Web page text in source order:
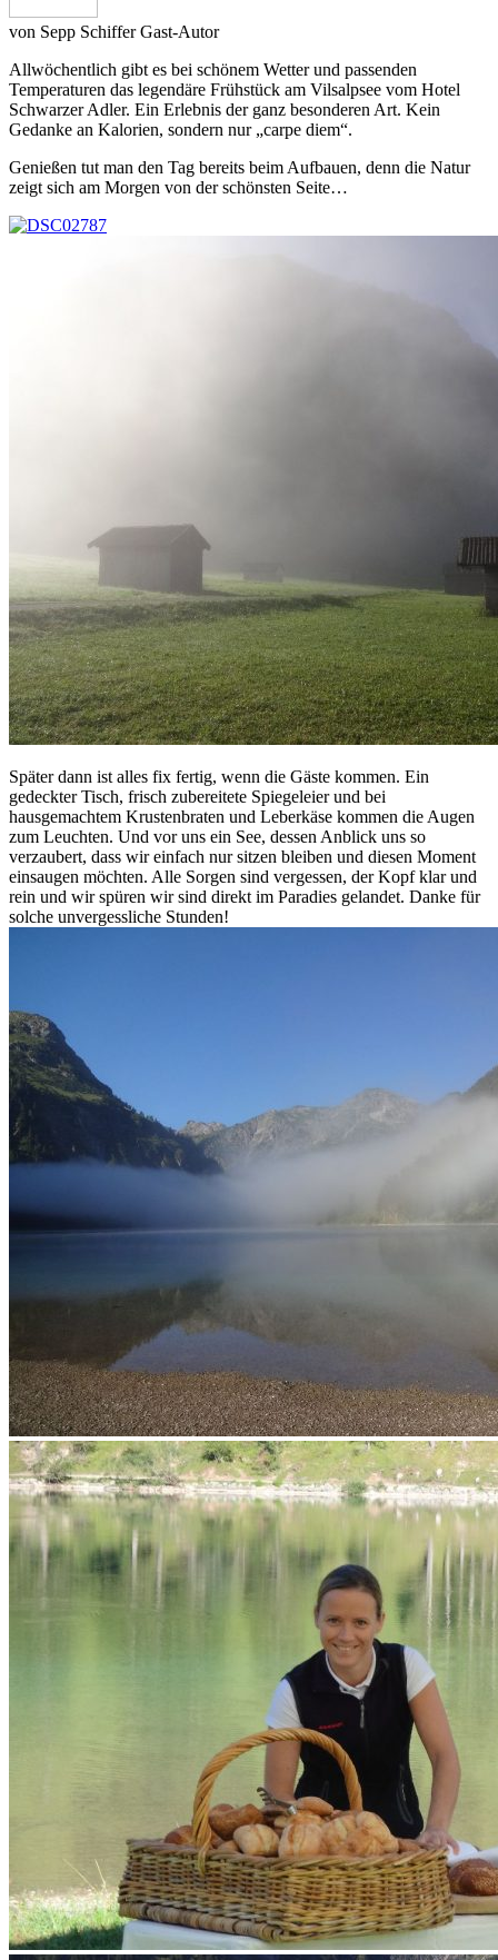
von Sepp Schiffer Gast-Autor
Allwöchentlich gibt es bei schönem Wetter und passenden
Temperaturen das legendäre Frühstück am Vilsalpsee vom Hotel
Schwarzer Adler. Ein Erlebnis der ganz besonderen Art. Kein
Gedanke an Kalorien, sondern nur „carpe diem“.
Genießen tut man den Tag bereits beim Aufbauen, denn die Natur
zeigt sich am Morgen von der schönsten Seite…
Später dann ist alles fix fertig, wenn die Gäste kommen. Ein
gedeckter Tisch, frisch zubereitete Spiegeleier und bei
hausgemachtem Krustenbraten und Leberkäse kommen die Augen
zum Leuchten. Und vor uns ein See, dessen Anblick uns so
verzaubert, dass wir einfach nur sitzen bleiben und diesen Moment
einsaugen möchten. Alle Sorgen sind vergessen, der Kopf klar und
rein und wir spüren wir sind direkt im Paradies gelandet. Danke für
solche unvergessliche Stunden!